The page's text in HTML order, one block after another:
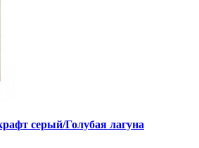
серый/Голубая лагуна